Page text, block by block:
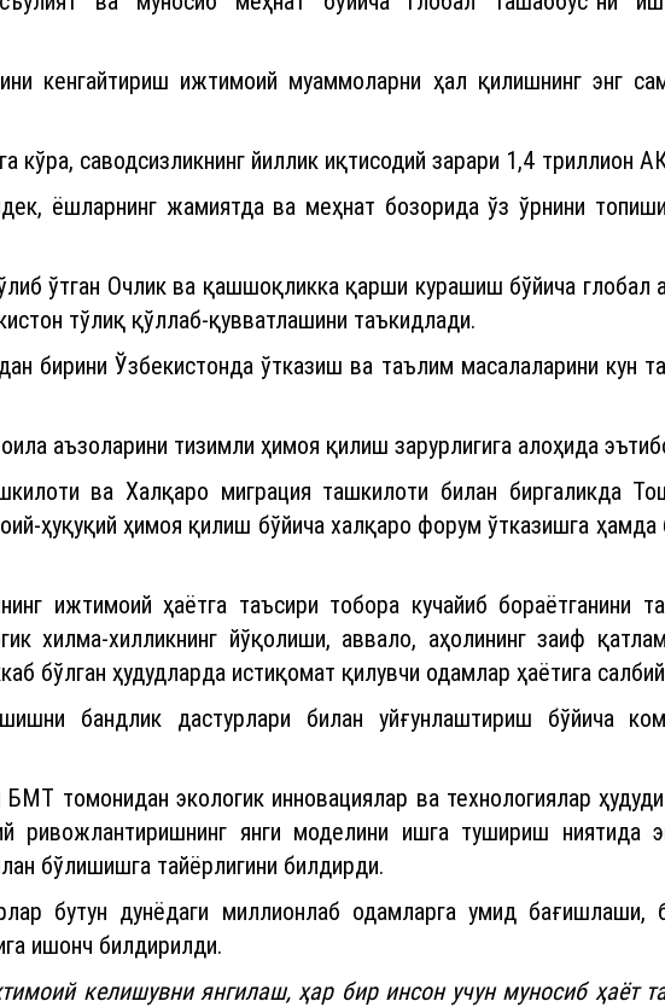
кенгайтириш ижтимоий муаммоларни ҳал қилишнинг энг
кўра, саводсизликнинг йиллик иқтисодий зарари 1,4 триллион
ёшларнинг жамиятда ва меҳнат бозорида ўз ўрнини
ўтган Очлик ва қашшоқликка қарши курашиш бўйича глобал
тўлиқ қўллаб-қувватлашини таъкидлади.
бирини Ўзбекистонда ўтказиш ва таълим масалаларини кун
аъзоларини тизимли ҳимоя қилиш зарурлигига алоҳида
ва Халқаро миграция ташкилоти билан биргаликда
ҳуқуқий ҳимоя қилиш бўйича халқаро форум ўтказишга
ижтимоий ҳаётга таъсири тобора кучайиб бораётганини
хилма-хилликнинг йўқолиши, аввало, аҳолининг заиф
бўлган ҳудудларда истиқомат қилувчи одамлар ҳаётига
бандлик дастурлари билан уйғунлаштириш бўйича
томонидан экологик инновациялар ва технологиялар
ривожлантиришнинг янги моделини ишга тушириш ниятида
бўлишишга тайёрлигини билдирди.
бутун дунёдаги миллионлаб одамларга умид бағишлаши,
ишонч билдирилди.
келишувни янгилаш, ҳар бир инсон учун муносиб ҳаёт